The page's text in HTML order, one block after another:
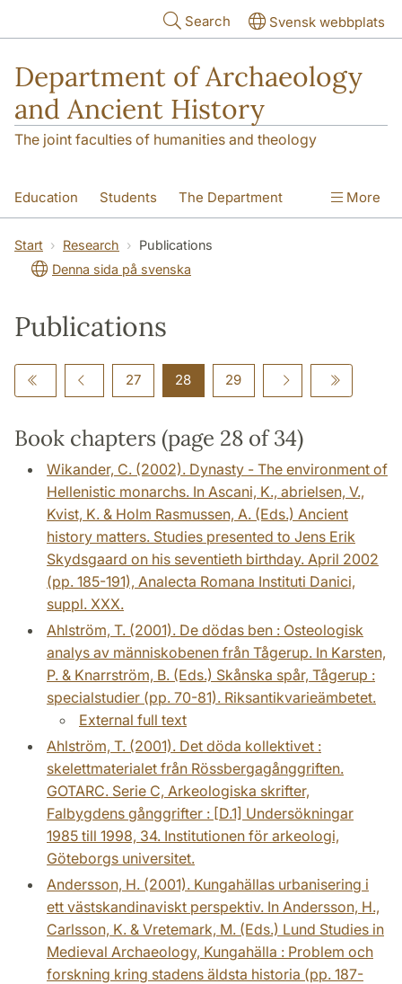
Search Svensk webbplats
Department of Archaeology
and Ancient History
The joint faculties of humanities and theology
Education Students The Department
Research Contact
More
Start Research
Publications
Denna sida på svenska
Publications
27 28 29
Book chapters (page 28 of 34)
Wikander, C. (2002). Dynasty - The environment of
Hellenistic monarchs. In Ascani, K., abrielsen, V.,
Kvist, K. & Holm Rasmussen, A. (Eds.) Ancient
history matters. Studies presented to Jens Erik
Skydsgaard on his seventieth birthday. April 2002
(pp. 185-191), Analecta Romana Instituti Danici,
suppl. XXX.
Ahlström, T. (2001). De dödas ben : Osteologisk
analys av människobenen från Tågerup. In Karsten,
P. & Knarrström, B. (Eds.) Skånska spår, Tågerup :
specialstudier (pp. 70-81). Riksantikvarieämbetet.
External full text
Ahlström, T. (2001). Det döda kollektivet :
skelettmaterialet från Rössbergagånggriften.
GOTARC. Serie C, Arkeologiska skrifter,
Falbygdens gånggrifter : [D.1] Undersökningar
1985 till 1998, 34. Institutionen för arkeologi,
Göteborgs universitet.
Andersson, H. (2001). Kungahällas urbanisering i
ett västskandinaviskt perspektiv. In Andersson, H.,
Carlsson, K. & Vretemark, M. (Eds.) Lund Studies in
Medieval Archaeology, Kungahälla : Problem och
forskning kring stadens äldsta historia (pp. 187-